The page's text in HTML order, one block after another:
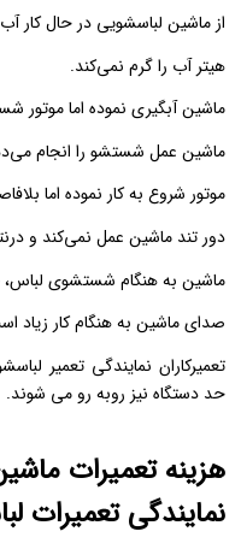
از ﻣﺎﺷﯿﻦ لباسشویی در ﺣﺎل ﮐﺎر
ﻫﯿﺘﺮ آب را ﮔﺮم نمی‌کند.
ﻣﺎﺷﯿﻦ آﺑﮕﯿﺮی ﻧﻤﻮده اﻣﺎ ﻣﻮﺗﻮر
ﻣﺎﺷﯿﻦ ﻋﻤﻞ ﺷﺴﺘﺸﻮ را اﻧﺠﺎم
ﻣﻮﺗﻮر ﺷﺮوع ﺑﻪ ﮐﺎر ﻧﻤﻮده اﻣﺎ
دور ﺗﻨﺪ ﻣﺎﺷﯿﻦ ﻋﻤﻞ نمی‌کند و
ﻣﺎﺷﯿﻦ ﺑﻪ ﻫﻨﮕﺎم ﺷﺴﺘﺸﻮی
ﺻﺪای ﻣﺎﺷﯿﻦ ﺑﻪ ﻫﻨﮕﺎم ﮐﺎر زﯾﺎد
تعمیرکاران نمایندگی تعمیر
حد دستگاه نیز روبه رو می شوند.
هزینه تعمیرات
نمایندگی تعمیرات